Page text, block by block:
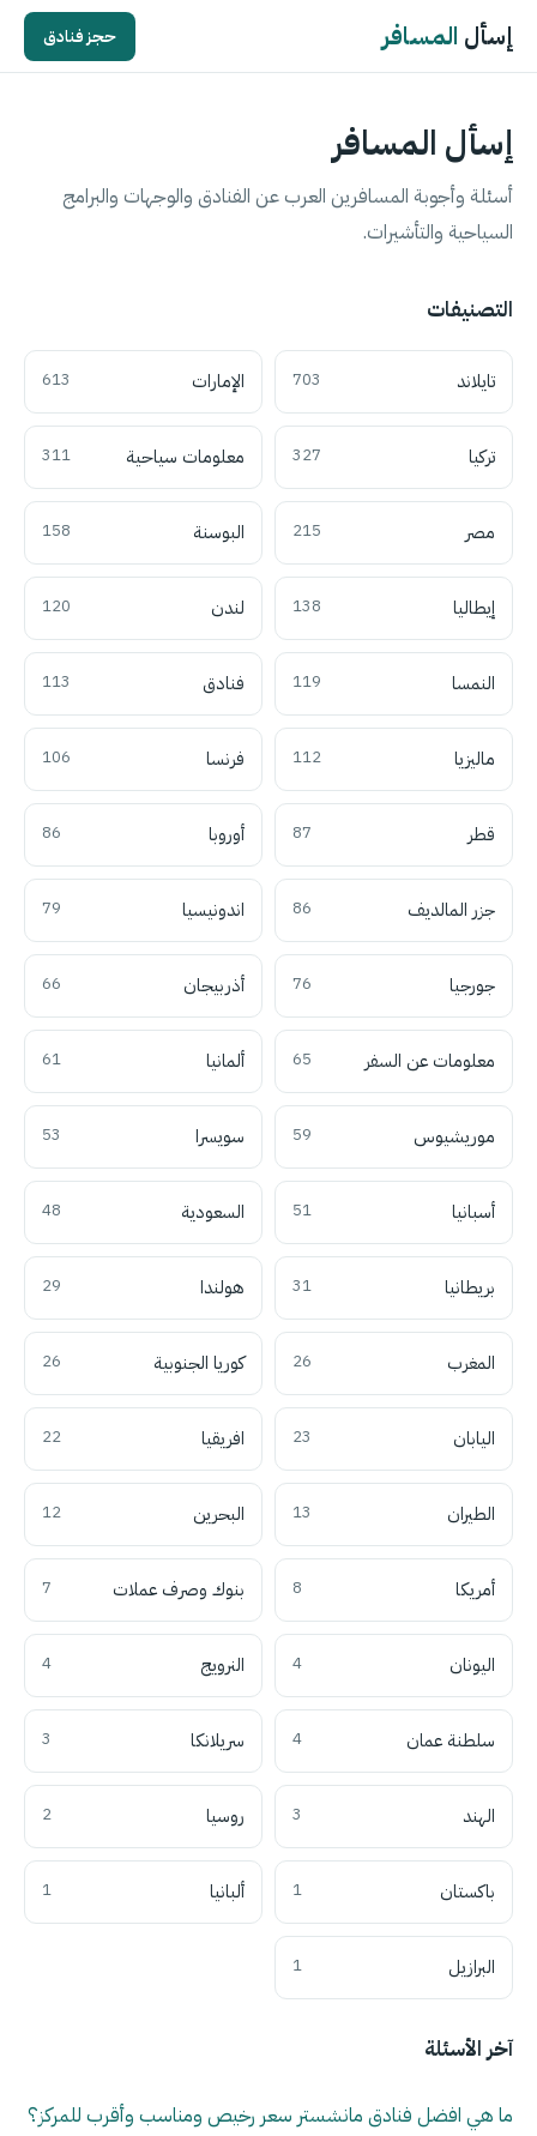
إسأل المسافر حجز فنادق
إسأل المسافر
أسئلة وأجوبة المسافرين العرب عن الفنادق والوجهات والبرامج
السياحية والتأشيرات.
التصنيفات
تايلاند 703 الإمارات 613
تركيا 327 معلومات سياحية 311
مصر 215 البوسنة 158
إيطاليا 138 لندن 120
النمسا 119 فنادق 113
ماليزيا 112 فرنسا 106
قطر 87 أوروبا 86
جزر المالديف 86 اندونيسيا 79
جورجيا 76 أذربيجان 66
معلومات عن السفر 65 ألمانيا 61
موريشيوس 59 سويسرا 53
أسبانيا 51 السعودية 48
بريطانيا 31 هولندا 29
المغرب 26 كوريا الجنوبية 26
اليابان 23 افريقيا 22
الطيران 13 البحرين 12
أمريكا 8 بنوك وصرف عملات 7
اليونان 4 النرويج 4
سلطنة عمان 4 سريلانكا 3
الهند 3 روسيا 2
باكستان 1 ألبانيا 1
البرازيل 1
آخر الأسئلة
ما هي افضل فنادق مانشستر سعر رخيص ومناسب وأقرب للمركز؟